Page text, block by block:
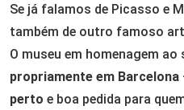
Se já falamos de Picasso e
também de outro famoso
O museu em homenagem ao
propriamente em Barcelona
perto e boa pedida para